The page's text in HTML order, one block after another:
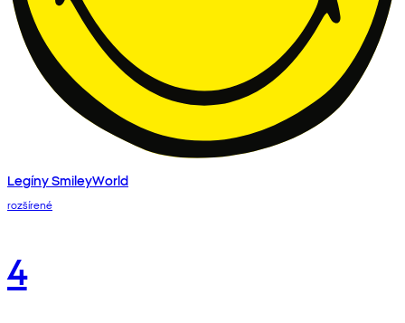
Legíny SmileyWorld
rozšírené
4